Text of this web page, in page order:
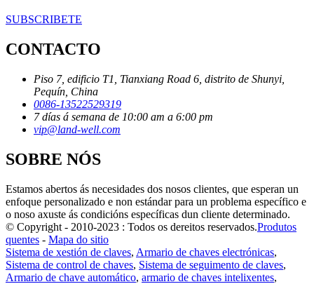
SUBSCRIBETE
CONTACTO
Piso 7, edificio T1, Tianxiang Road 6, distrito de Shunyi,
Pequín, China
0086-13522529319
7 días á semana de 10:00 am a 6:00 pm
vip@land-well.com
SOBRE NÓS
Estamos abertos ás necesidades dos nosos clientes, que esperan un
enfoque personalizado e non estándar para un problema específico e
o noso axuste ás condicións específicas dun cliente determinado.
© Copyright - 2010-2023 : Todos os dereitos reservados.Produtos
quentes - Mapa do sitio
Sistema de xestión de claves, Armario de chaves electrónicas,
Sistema de control de chaves, Sistema de seguimento de claves,
Armario de chave automático, armario de chaves intelixentes,